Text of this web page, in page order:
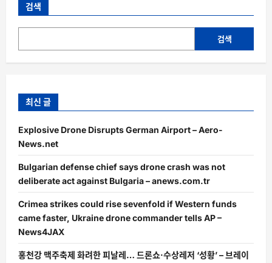
검색
검색
최신 글
Explosive Drone Disrupts German Airport – Aero-
News.net
Bulgarian defense chief says drone crash was not
deliberate act against Bulgaria – anews.com.tr
Crimea strikes could rise sevenfold if Western funds
came faster, Ukraine drone commander tells AP –
News4JAX
홍천강 맥주축제 화려한 피날레… 드론쇼·수상레저 ‘성황’ – 브레이